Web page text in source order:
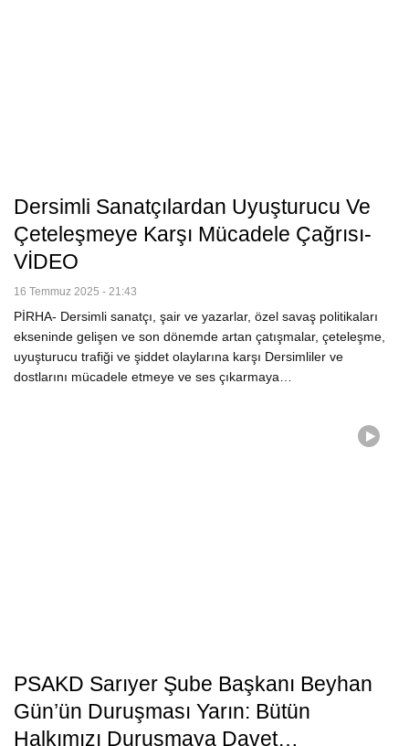
Dersimli Sanatçılardan Uyuşturucu Ve
Çeteleşmeye Karşı Mücadele Çağrısı-
VİDEO
16 Temmuz 2025 - 21:43
PİRHA- Dersimli sanatçı, şair ve yazarlar, özel savaş politikaları
ekseninde gelişen ve son dönemde artan çatışmalar, çeteleşme,
uyuşturucu trafiği ve şiddet olaylarına karşı Dersimliler ve
dostlarını mücadele etmeye ve ses çıkarmaya…
PSAKD Sarıyer Şube Başkanı Beyhan
Gün’ün Duruşması Yarın: Bütün
Halkımızı Duruşmaya Davet…